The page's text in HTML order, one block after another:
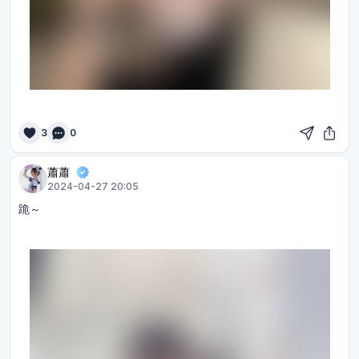
3 0
蕭蕭
2024-04-27 20:05
跪～